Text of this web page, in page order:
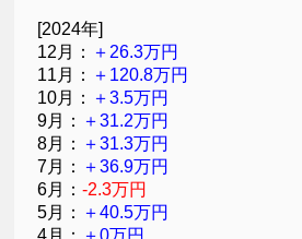
[2024年]
12月： ＋26.3万円
11月： ＋120.8万円
10月： ＋3.5万円
9月： ＋31.2万円
8月： ＋31.3万円
7月： ＋36.9万円
6月：-2.3万円
5月： ＋40.5万円
4月： ＋0万円